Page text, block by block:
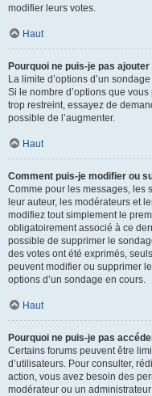
modifier leurs votes.
Haut
Pourquoi ne puis-je pas
La limite d’options d’un
Si le nombre d’options que
trop restreint, essayez de
possible de l’augmenter.
Haut
Comment puis-je modifier ou
Comme pour les messages, les
leur auteur, les modérateurs et
modifiez tout simplement le
obligatoirement associé à ce
possible de supprimer le
des votes ont été exprimés,
peuvent modifier ou supprimer
options d’un sondage en cours.
Haut
Pourquoi ne puis-je pas
Certains forums peuvent être
d’utilisateurs. Pour consulter,
action, vous avez besoin des
modérateur ou un